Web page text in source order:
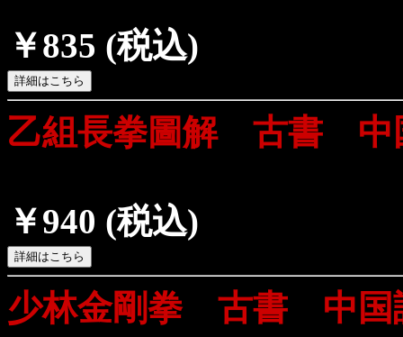
￥835 (税込)
乙組長拳圖解 古書
￥940 (税込)
少林金剛拳 古書 中